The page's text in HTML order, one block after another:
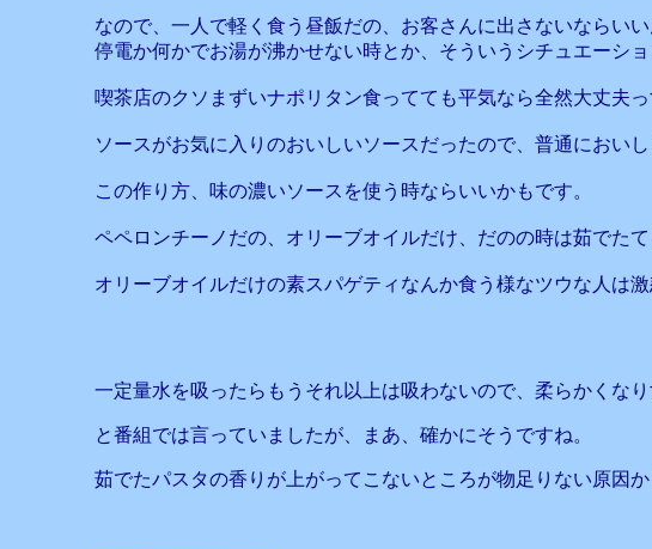
なので、一人で軽く食う昼飯だの、お客さんに出さないならいい
停電か何かでお湯が沸かせない時とか、そういうシチュエーシ
喫茶店のクソまずいナポリタン食ってても平気なら全然大丈夫っ
ソースがお気に入りのおいしいソースだったので、普通においし
この作り方、味の濃いソースを使う時ならいいかもです。
ペペロンチーノだの、オリーブオイルだけ、だのの時は茹でたて
オリーブオイルだけの素スパゲティなんか食う様なツウな人は激
一定量水を吸ったらもうそれ以上は吸わないので、柔らかくなり
と番組では言っていましたが、まあ、確かにそうですね。
茹でたパスタの香りが上がってこないところが物足りない原因か